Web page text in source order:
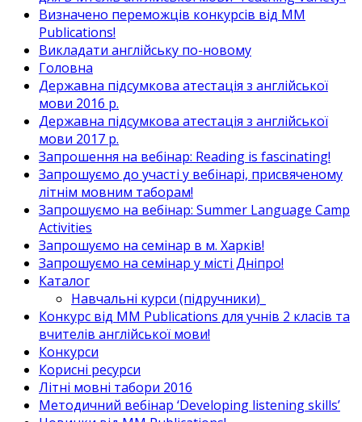
Визначено переможців конкурсів від MM
Publications!
Викладати англійську по-новому
Головна
Державна підсумкова атестація з англійської
мови 2016 р.
Державна підсумкова атестація з англійської
мови 2017 р.
Запрошення на вебінар: Reading is fascinating!
Запрошуємо до участі у вебінарі, присвяченому
літнім мовним таборам!
Запрошуємо на вебінар: Summer Language Camp
Activities
Запрошуємо на семінар в м. Харків!
Запрошуємо на семінар у місті Дніпро!
Каталог
Навчальні курси (підручники)_
Конкурс від MM Publications для учнів 2 класів та
вчителів англійської мови!
Конкурси
Корисні ресурси
Літні мовні табори 2016
Методичний вебінар ‘Developing listening skills’